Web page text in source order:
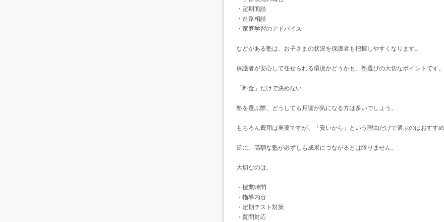
・定期面談
・進路相談
・家庭学習のアドバイス
などがある塾は、お子さまの状況を保護者も把握しやすくなります。
保護者が安心して任せられる環境かどうかも、塾選びの大切なポイントです。
「料金」だけで決めない
塾を選ぶ際、どうしても月謝が気になる方は多いでしょう。
もちろん費用は重要ですが、「安いから」という理由だけで選ぶのはおすすめ
逆に、高額な塾が必ずしも成果につながるとは限りません。
大切なのは、
・授業時間
・指導内容
・定期テスト対策
・質問対応